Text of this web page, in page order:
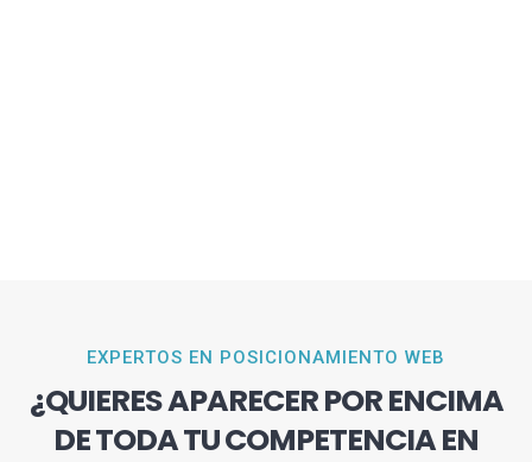
EXPERTOS EN POSICIONAMIENTO WEB
¿QUIERES APARECER POR ENCIMA
DE TODA TU COMPETENCIA EN